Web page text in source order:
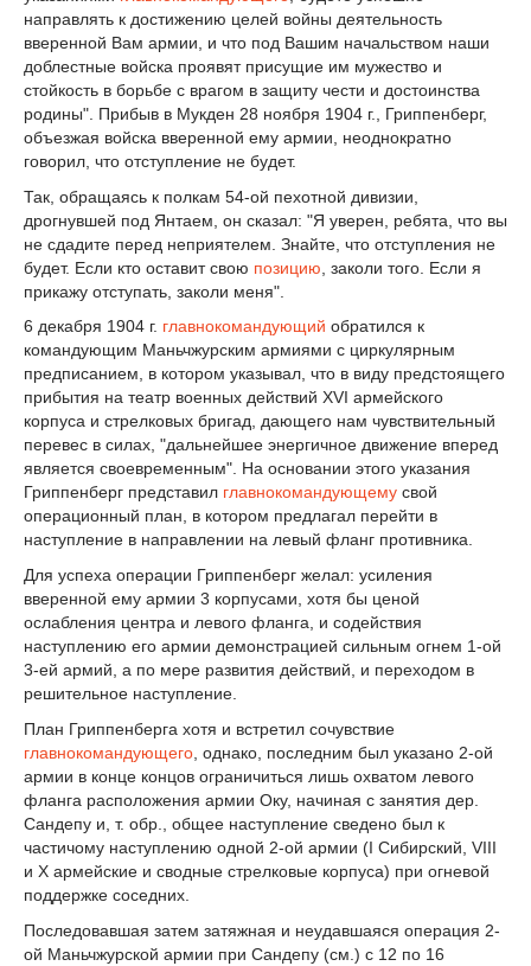
направлять к достижению целей войны деятельность
вверенной Вам армии, и что под Вашим начальством наши
доблестные войска проявят присущие им мужество и
стойкость в борьбе с врагом в защиту чести и достоинства
родины". Прибыв в Мукден 28 ноября 1904 г., Гриппенберг,
объезжая войска вверенной ему армии, неоднократно
говорил, что отступление не будет.
Так, обращаясь к полкам 54-ой пехотной дивизии,
дрогнувшей под Янтаем, он сказал: "Я уверен, ребята, что вы
не сдадите перед неприятелем. Знайте, что отступления не
будет. Если кто оставит свою позицию , заколи того. Если я
прикажу отступать, заколи меня".
6 декабря 1904 г. главнокомандующий обратился к
командующим Маньчжурским армиями с циркулярным
предписанием, в котором указывал, что в виду предстоящего
прибытия на театр военных действий XVI армейского
корпуса и стрелковых бригад, дающего нам чувствительный
перевес в силах, "дальнейшее энергичное движение вперед
является своевременным". На основании этого указания
Гриппенберг представил главнокомандующему свой
операционный план, в котором предлагал перейти в
наступление в направлении на левый фланг противника.
Для успеха операции Гриппенберг желал: усиления
вверенной ему армии 3 корпусами, хотя бы ценой
ослабления центра и левого фланга, и содействия
наступлению его армии демонстрацией сильным огнем 1-ой
3-ей армий, а по мере развития действий, и переходом в
решительное наступление.
План Гриппенберга хотя и встретил сочувствие
главнокомандующего , однако, последним был указано 2-ой
армии в конце концов ограничиться лишь охватом левого
фланга расположения армии Оку, начиная с занятия дер.
Сандепу и, т. обр., общее наступление сведено был к
частичому наступлению одной 2-ой армии (I Сибирский, VIII
и X армейские и сводные стрелковые корпуса) при огневой
поддержке соседних.
Последовавшая затем затяжная и неудавшаяся операция 2-
ой Маньчжурской армии при Сандепу (см.) с 12 по 16